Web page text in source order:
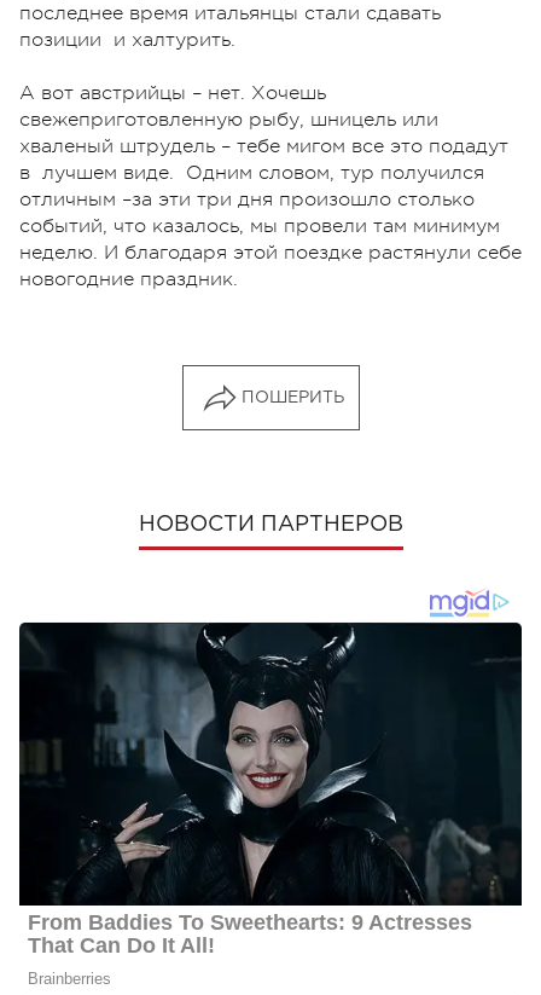
последнее время итальянцы стали сдавать
позиции и халтурить.
А вот австрийцы – нет. Хочешь
свежеприготовленную рыбу, шницель или
хваленый штрудель – тебе мигом все это подадут
в лучшем виде. Одним словом, тур получился
отличным –за эти три дня произошло столько
событий, что казалось, мы провели там минимум
неделю. И благодаря этой поездке растянули себе
новогодние праздник.
ПОШЕРИТЬ
НОВОСТИ ПАРТНЕРОВ